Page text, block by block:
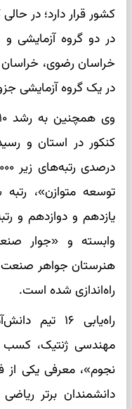
کشور قرار دارد؛ در
در دو گروه آزمایشی و
خراسان رضوی، خراسان
در یک گروه آزمایشی
توسعه متوازن»،
یازدهم و دوازدهم و
وابسته و «جوار
هنرستان جواهر صنعت
راه‌اندازی شده است.
راه‌یابی ۱۶
مهندسی ژنتیک،
نجوم»، معرفی یکی